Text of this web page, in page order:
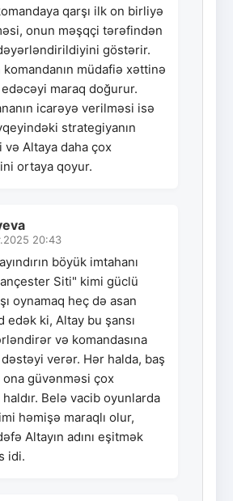
qarşı ilk on birliyə
onun məşqçi tərəfindən
göstərir.
komandanın müdafiə xəttinə
maraq doğurur.
icarəyə verilməsi isə
strategiyanın
Altaya daha çox
ortaya qoyur.
20:43
böyük imtahanı
Siti" kimi güclü
oynamaq heç də asan
edək ki, Altay bu şansı
və komandasına
dəstəyi verər. Hər halda, baş
güvənməsi çox
Belə vacib oyunlarda
həmişə maraqlı olur,
Altayın adını eşitmək
idi.